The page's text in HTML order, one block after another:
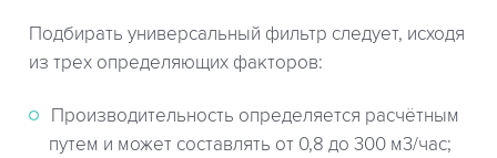
Подбирать универсальный фильтр следует, исходя
из трех определяющих факторов:
Производительность определяется расчётным
путем и может составлять от 0,8 до 300 м3/час;